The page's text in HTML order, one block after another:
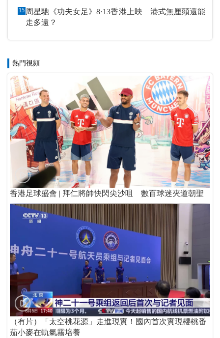
15 周星馳《功夫女足》8·13香港上映 港式無厘頭還能
走多遠？
熱門視頻
香港足球盛會 | 拜仁將帥快閃尖沙咀 數百球迷夾道朝聖
（有片）「太空桃花源」走進現實！國內首次實現櫻桃番
茄小麥在軌氣霧培養